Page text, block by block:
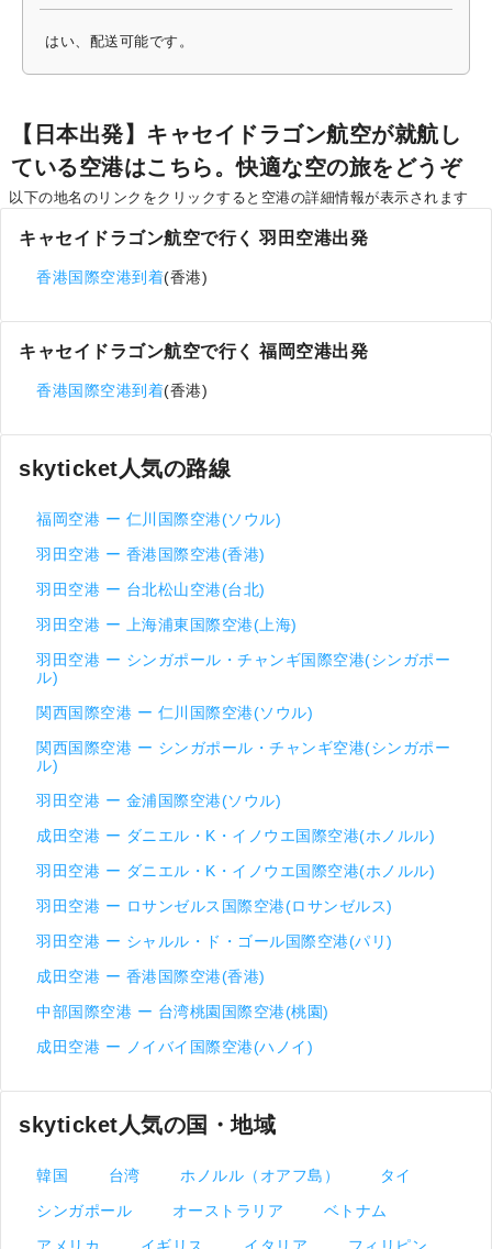
はい、配送可能です。
【日本出発】キャセイドラゴン航空が就航し
ている空港はこちら。快適な空の旅をどうぞ
以下の地名のリンクをクリックすると空港の詳細情報が表示されます
キャセイドラゴン航空で行く 羽田空港出発
香港国際空港到着(香港)
キャセイドラゴン航空で行く 福岡空港出発
香港国際空港到着(香港)
skyticket人気の路線
福岡空港 ー 仁川国際空港(ソウル)
羽田空港 ー 香港国際空港(香港)
羽田空港 ー 台北松山空港(台北)
羽田空港 ー 上海浦東国際空港(上海)
羽田空港 ー シンガポール・チャンギ国際空港(シンガポー
ル)
関西国際空港 ー 仁川国際空港(ソウル)
関西国際空港 ー シンガポール・チャンギ空港(シンガポー
ル)
羽田空港 ー 金浦国際空港(ソウル)
成田空港 ー ダニエル・K・イノウエ国際空港(ホノルル)
羽田空港 ー ダニエル・K・イノウエ国際空港(ホノルル)
羽田空港 ー ロサンゼルス国際空港(ロサンゼルス)
羽田空港 ー シャルル・ド・ゴール国際空港(パリ)
成田空港 ー 香港国際空港(香港)
中部国際空港 ー 台湾桃園国際空港(桃園)
成田空港 ー ノイバイ国際空港(ハノイ)
skyticket人気の国・地域
韓国 台湾 ホノルル（オアフ島）
タイ
シンガポール
オーストラリア
ベトナム
アメリカ
イギリス イタリア
フィリピン